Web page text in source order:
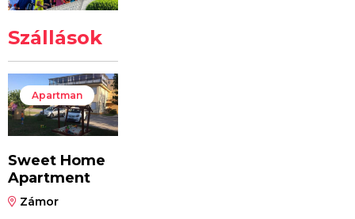
Szállások
Apartman
Sweet Home
Apartment
Zámor